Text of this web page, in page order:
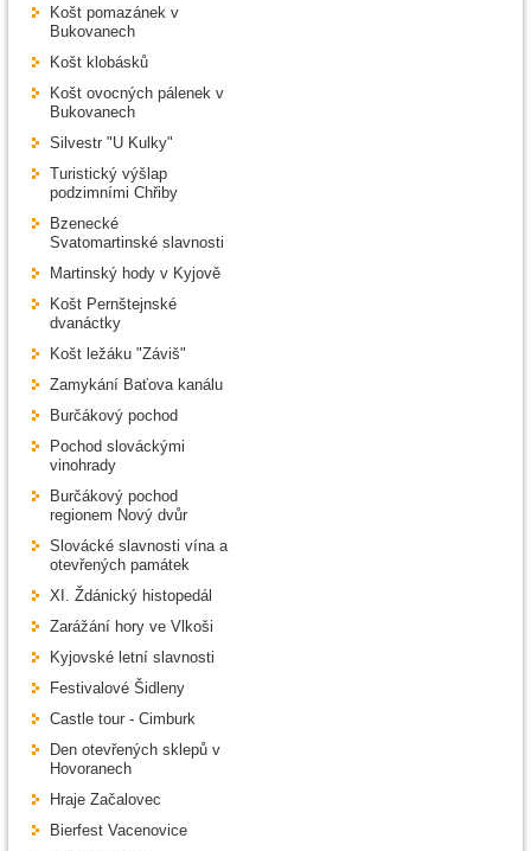
Košt pomazánek v
Bukovanech
Košt klobásků
Košt ovocných pálenek v
Bukovanech
Silvestr "U Kulky"
Turistický výšlap
podzimními Chřiby
Bzenecké
Svatomartinské slavnosti
Martinský hody v Kyjově
Košt Pernštejnské
dvanáctky
Košt ležáku "Záviš"
Zamykání Baťova kanálu
Burčákový pochod
Pochod slováckými
vinohrady
Burčákový pochod
regionem Nový dvůr
Slovácké slavnosti vína a
otevřených památek
XI. Ždánický histopedál
Zarážání hory ve Vlkoši
Kyjovské letní slavnosti
Festivalové Šidleny
Castle tour - Cimburk
Den otevřených sklepů v
Hovoranech
Hraje Začalovec
Bierfest Vacenovice